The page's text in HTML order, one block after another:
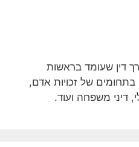
דין שעומד בראשות
של זכויות אדם,
דיני משפחה ועוד.